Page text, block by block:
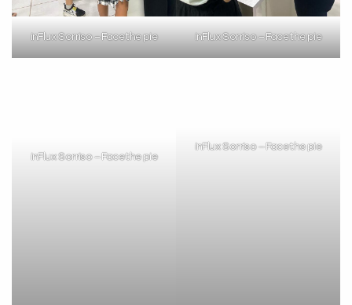
inFlux Sorriso – Face the pie inFlux Sorriso – Face the pie